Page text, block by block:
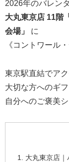
2026年のバレン
大丸東京店 11階「
会場」
に
《コントワール
東京駅直結でア
大切な方へのギ
自分へのご褒美
大丸東京店